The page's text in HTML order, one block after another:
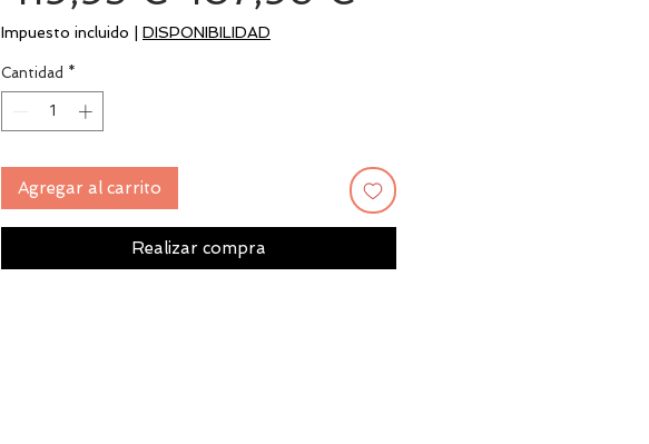
Impuesto incluido DISPONIBILIDAD
Cantidad *
Agregar al carrito
Realizar compra